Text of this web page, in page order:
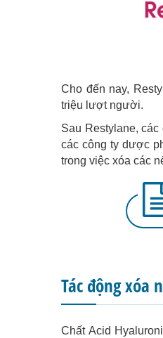
Cho đến nay,
triệu lượt người.
Sau Restylane,
các công ty dược
trong việc xóa các
Tác động xóa
Chất Acid